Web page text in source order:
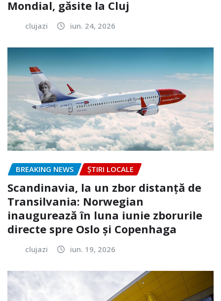
Mondial, găsite la Cluj
clujazi iun. 24, 2026
BREAKING NEWS ȘTIRI LOCALE
Scandinavia, la un zbor distanță de
Transilvania: Norwegian
inaugurează în luna iunie zborurile
directe spre Oslo și Copenhaga
clujazi iun. 19, 2026